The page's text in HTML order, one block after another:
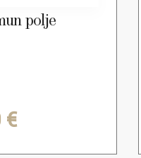
polje